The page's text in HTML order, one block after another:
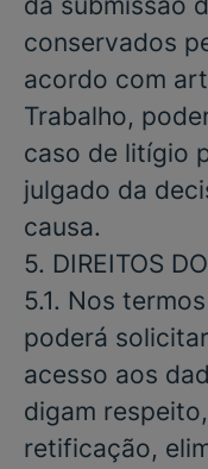
conservados
acordo com
Trabalho,
caso de litígio
julgado da
causa.
5. DIREITOS
5.1. Nos
poderá
acesso aos
digam
retificação,